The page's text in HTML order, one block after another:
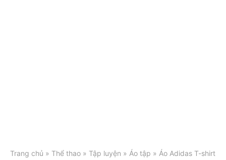
Trang chủ » Thể thao » Tập luyện » Áo tập » Áo Adidas T-shirt